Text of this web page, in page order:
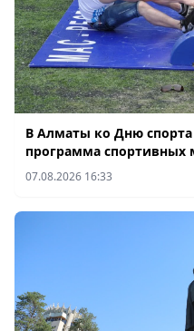
Умный тренд: какие
курсы популярны у
Сегодня 09:52
В Уральске выявили
мясных полуфабрикатов
Сегодня 09:29
В Алматы ко Дню
программа спортивных
07.08.2026 16:33